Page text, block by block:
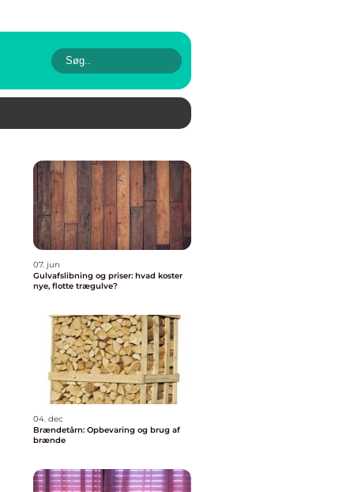
07. jun
Gulvafslibning og priser: hvad koster
nye, flotte trægulve?
04. dec
Brændetårn: Opbevaring og brug af
brænde